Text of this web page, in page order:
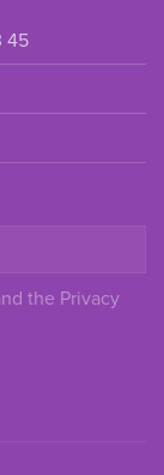
45
the Privacy